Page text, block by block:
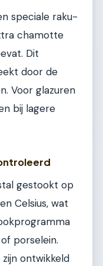
speciale raku-
chamotte
Dit
door de
Voor glazuren
bij lagere
gestookt op
Celsius, wat
porselein.
ontwikkeld